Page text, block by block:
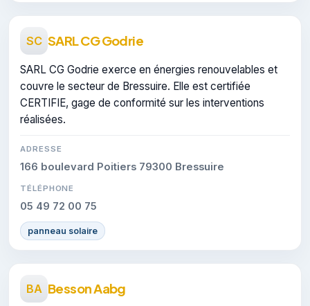
SC SARL CG Godrie
SARL CG Godrie exerce en énergies renouvelables et
couvre le secteur de Bressuire. Elle est certifiée
CERTIFIE, gage de conformité sur les interventions
réalisées.
ADRESSE
166 boulevard Poitiers 79300 Bressuire
TÉLÉPHONE
05 49 72 00 75
panneau solaire
BA Besson Aabg